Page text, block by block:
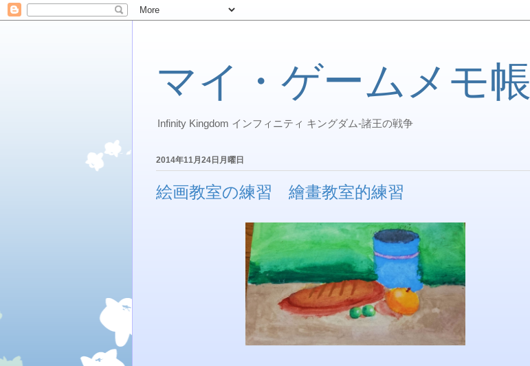
マイ・ゲームメモ帳
Infinity Kingdom インフィニティ キングダム-諸王の戦争
2014年11月24日月曜日
絵画教室の練習 繪畫教室的練習